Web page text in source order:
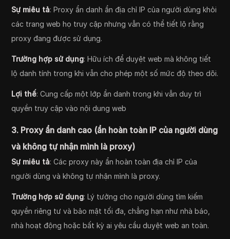
Sự miêu tả: Proxy ẩn danh ẩn địa chỉ IP của người dùng khỏi
các trang web họ truy cập nhưng vẫn có thể tiết lộ rằng
proxy đang được sử dụng.
Trường hợp sử dụng: Hữu ích để duyệt web mà không tiết
lộ danh tính trong khi vẫn cho phép một số mức độ theo dõi.
Lợi thế: Cung cấp một lớp ẩn danh trong khi vẫn duy trì
quyền truy cập vào nội dung web
3. Proxy ẩn danh cao (ẩn hoàn toàn IP của người dùng
và không tự nhận mình là proxy)
Sự miêu tả: Các proxy này ẩn hoàn toàn địa chỉ IP của
người dùng và không tự nhận mình là proxy.
Trường hợp sử dụng: Lý tưởng cho người dùng tìm kiếm
quyền riêng tư và bảo mật tối đa, chẳng hạn như nhà báo,
nhà hoạt động hoặc bất kỳ ai yêu cầu duyệt web an toàn.